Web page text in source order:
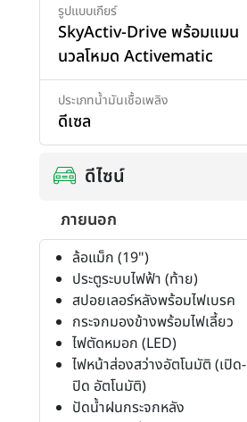
รูปแบบเกียร์
SkyActiv-Drive พร้อมแมน
นวลโหมด Activematic
ประเภทน้ำมันเชื้อเพลิง
ดีเซล
ดีไซน์
ภายนอก
ล้อแม็ก (19")
ประตูระบบไฟฟ้า (ท้าย)
สปอยเลอร์หลังพร้อมไฟเบรค
กระจกมองข้างพร้อมไฟเลี้ยว
ไฟตัดหมอก (LED)
ไฟหน้าส่องสว่างอัตโนมัติ (เปิด-
ปิด อัตโนมัติ)
ปัดน้ำฝนกระจกหลัง